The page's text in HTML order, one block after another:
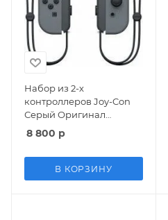
Набор из 2-х
контроллеров Joy-Con
Серый Оригинал
(Switch)
8 800 р
В КОРЗИНУ